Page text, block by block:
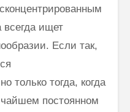
всегда ищет
Если так,
только тогда, когда
постоянном